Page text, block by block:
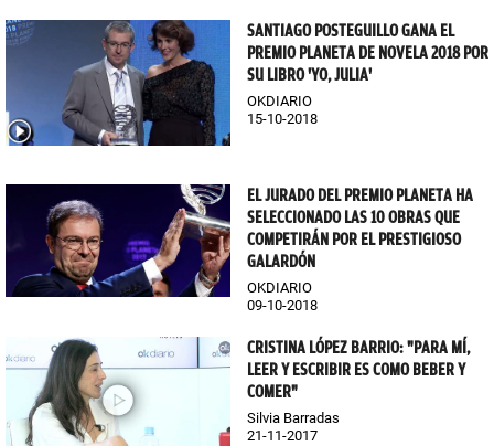
SANTIAGO POSTEGUILLO GANA EL
PREMIO PLANETA DE NOVELA 2018 POR
SU LIBRO 'YO, JULIA'
OKDIARIO
15-10-2018
EL JURADO DEL PREMIO PLANETA HA
SELECCIONADO LAS 10 OBRAS QUE
COMPETIRÁN POR EL PRESTIGIOSO
GALARDÓN
OKDIARIO
09-10-2018
CRISTINA LÓPEZ BARRIO: "PARA MÍ,
LEER Y ESCRIBIR ES COMO BEBER Y
COMER"
Silvia Barradas
21-11-2017